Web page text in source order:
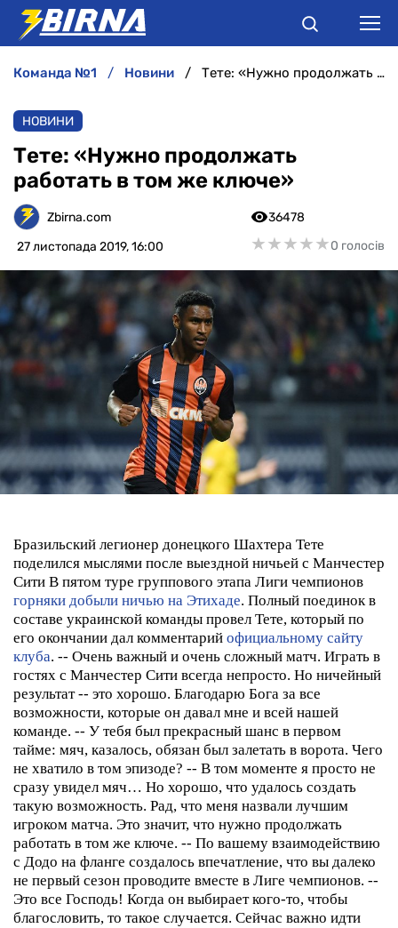
АНАЛІТИКА
ІНТЕРВ'Ю
РІЗНЕ
БУКМЕКЕРИ
команда №1 новини Тете: «Нужно продолжать работать в том же ключе»
НОВИНИ
Тете: «Нужно продолжать
работать в том же ключе»
Zbirna.com
27 листопада 2019, 16:00
36478
★★★★★
★★★★★0 голосів
Бразильский легионер донецкого Шахтера Тете
поделился мыслями после выездной ничьей с Манчестер
Сити В пятом туре группового этапа Лиги чемпионов
горняки добыли ничью на Этихаде. Полный поединок в
составе украинской команды провел Тете, который по
его окончании дал комментарий официальному сайту
клуба. -- Очень важный и очень сложный матч. Играть в
гостях с Манчестер Сити всегда непросто. Но ничейный
результат -- это хорошо. Благодарю Бога за все
возможности, которые он давал мне и всей нашей
команде. -- У тебя был прекрасный шанс в первом
тайме: мяч, казалось, обязан был залетать в ворота. Чего
не хватило в том эпизоде? -- В том моменте я просто не
сразу увидел мяч… Но хорошо, что удалось создать
такую возможность. Рад, что меня назвали лучшим
игроком матча. Это значит, что нужно продолжать
работать в том же ключе. -- По вашему взаимодействию
с Додо на фланге создалось впечатление, что вы далеко
не первый сезон проводите вместе в Лиге чемпионов. --
Это все Господь! Когда он выбирает кого-то, чтобы
благословить, то такое случается. Сейчас важно идти